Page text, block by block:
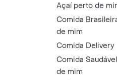
Açaí perto de
Comida
de mim
Comida Delivery
Comida
de mim